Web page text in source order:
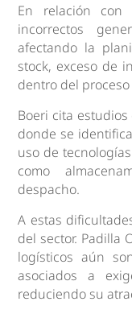
En relación con
incorrectos
afectando la
stock, exceso de
dentro del proceso
Boeri cita estudios
donde se
uso de
como
despacho.
A estas
del sector. Padilla
logísticos aún
asociados a
reduciendo su